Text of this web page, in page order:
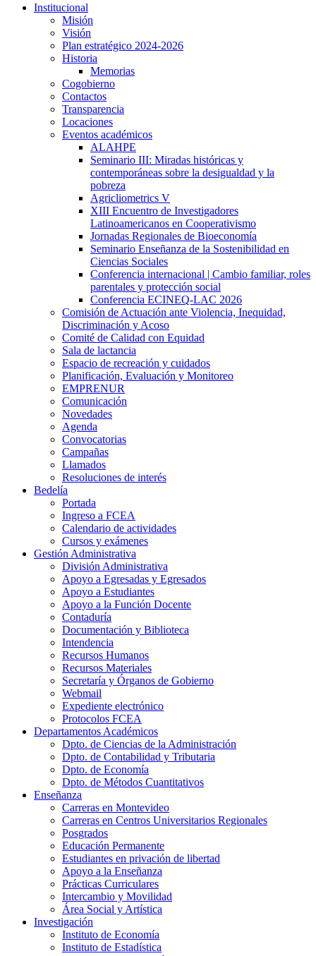
Institucional
Misión
Visión
Plan estratégico 2024-2026
Historia
Memorias
Cogobierno
Contactos
Transparencia
Locaciones
Eventos académicos
ALAHPE
Seminario III: Miradas históricas y
contemporáneas sobre la desigualdad y la
pobreza
Agricliometrics V
XIII Encuentro de Investigadores
Latinoamericanos en Cooperativismo
Jornadas Regionales de Bioeconomía
Seminario Enseñanza de la Sostenibilidad en
Ciencias Sociales
Conferencia internacional | Cambio familiar, roles
parentales y protección social
Conferencia ECINEQ-LAC 2026
Comisión de Actuación ante Violencia, Inequidad,
Discriminación y Acoso
Comité de Calidad con Equidad
Sala de lactancia
Espacio de recreación y cuidados
Planificación, Evaluación y Monitoreo
EMPRENUR
Comunicación
Novedades
Agenda
Convocatorias
Campañas
Llamados
Resoluciones de interés
Bedelía
Portada
Ingreso a FCEA
Calendario de actividades
Cursos y exámenes
Gestión Administrativa
División Administrativa
Apoyo a Egresadas y Egresados
Apoyo a Estudiantes
Apoyo a la Función Docente
Contaduría
Documentación y Biblioteca
Intendencia
Recursos Humanos
Recursos Materiales
Secretaría y Órganos de Gobierno
Webmail
Expediente electrónico
Protocolos FCEA
Departamentos Académicos
Dpto. de Ciencias de la Administración
Dpto. de Contabilidad y Tributaria
Dpto. de Economía
Dpto. de Métodos Cuantitativos
Enseñanza
Carreras en Montevideo
Carreras en Centros Universitarios Regionales
Posgrados
Educación Permanente
Estudiantes en privación de libertad
Apoyo a la Enseñanza
Prácticas Curriculares
Intercambio y Movilidad
Área Social y Artística
Investigación
Instituto de Economía
Instituto de Estadística